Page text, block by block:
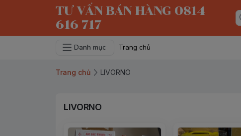
TƯ VẤN BÁN HÀNG 0814
616 717
Danh mục Trang chủ
Trang chủ LIVORNO
LIVORNO